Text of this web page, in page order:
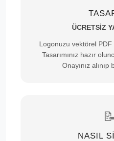
ÜCRETSİZ
Logonuzu vektörel PDF
Tasarımınız hazır
Onayınız alınıp
📝
NASIL